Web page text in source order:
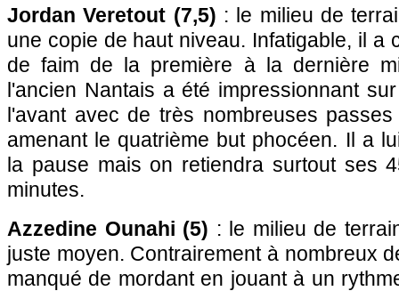
Jordan Veretout (7,5) : le milieu de
une copie de haut niveau. Infatigable, il a
de faim de la première à la dernière
l'ancien Nantais a été impressionnant
l'avant avec de très nombreuses
amenant le quatrième but phocéen. Il a
la pause mais on retiendra surtout ses
minutes.
Azzedine Ounahi (5) : le milieu de
juste moyen. Contrairement à nombreux
manqué de mordant en jouant à un